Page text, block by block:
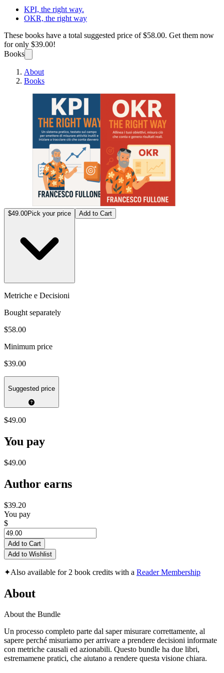
KPI, the right way.
OKR, the right way
These books have a total suggested price of$58.00. Get them now
for only $39.00!
Books
About
Books
$49.00Pick your price Add to Cart
Metriche e Decisioni
Bought separately
$58.00
Minimum price
$39.00
Suggested price
$49.00
You pay
$49.00
Author earns
$39.20
You pay
$
Add to Cart
Add to Wishlist
✦Also available for 2 book credits with a Reader Membership
About
About the Bundle
Un processo completo parte dal saper misurare correttamente, al
sapere perché misuriamo per arrivare a prendere decisioni informate
con metriche causali ed azionabili. Questo bundle ha due libri,
estremamene pratici, che aiutano a rendere questa visione chiara.